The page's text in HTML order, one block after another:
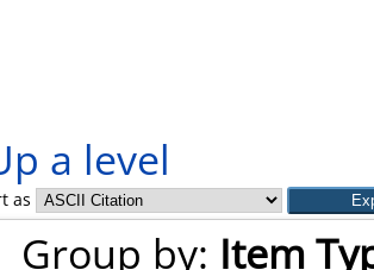
a level
as
Group by: Item